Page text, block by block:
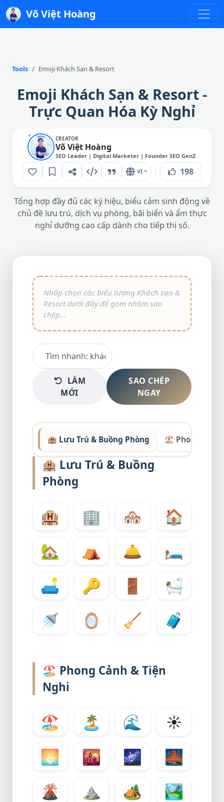
Võ Việt Hoàng
Tools Emoji Khách Sạn & Resort
Emoji Khách Sạn & Resort -
Trực Quan Hóa Kỳ Nghỉ
CREATOR
Võ Việt Hoàng
SEO Leader | Digital Marketer | Founder SEO GenZ
VI 198
Tổng hợp đầy đủ các ký hiệu, biểu cảm sinh động về
chủ đề lưu trú, dịch vụ phòng, bãi biển và ẩm thực
nghỉ dưỡng cao cấp dành cho tiếp thị số.
LÀM
MỚI
SAO CHÉP
NGAY
🏨 Lưu Trú & Buồng Phòng 🏖️ Phong Cảnh
🏨 Lưu Trú & Buồng
Phòng
🏨 🏢 🏘️
🏠
🏡
⛺ 🛎️
🛏️
🛋️
🔑 🚪
🛀
🚿
🪞 🧹 🧳
🏖️ Phong Cảnh & Tiện
Nghi
🏖️ 🏝️ 🌊
☀️
🌅
🌇 🌌
🌉
🌋
⛰️ 🏕️
🏞️